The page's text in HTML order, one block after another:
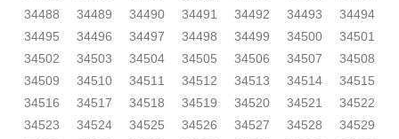
34488
34489 34490 34491 34492 34493
34494
34495
34496 34497 34498 34499 34500
34501
34502
34503 34504 34505 34506 34507
34508
34509
34510 34511 34512 34513 34514
34515
34516
34517 34518 34519 34520 34521
34522
34523
34524 34525 34526 34527 34528
34529